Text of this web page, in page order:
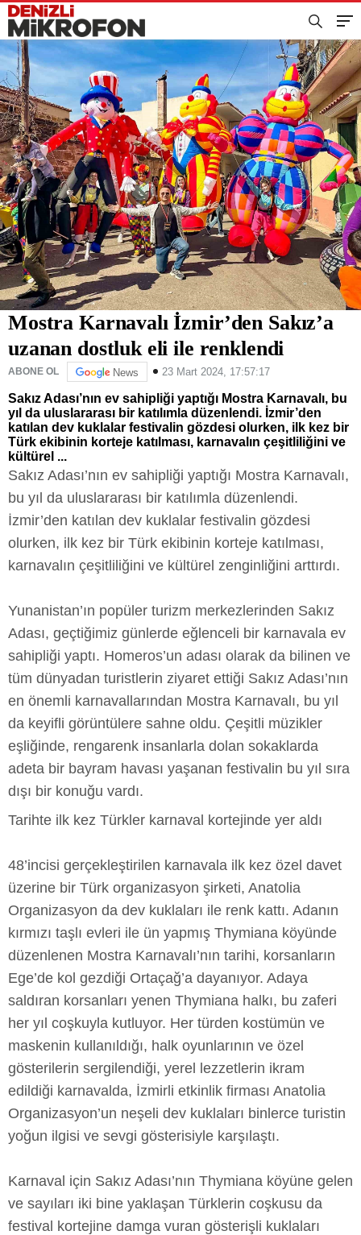
Mostra Karnavalı İzmir’den Sakız’a
uzanan dostluk eli ile renklendi
ABONE OL News 23 Mart 2024, 17:57:17
Sakız Adası’nın ev sahipliği yaptığı Mostra Karnavalı, bu
yıl da uluslararası bir katılımla düzenlendi. İzmir’den
katılan dev kuklalar festivalin gözdesi olurken, ilk kez bir
Türk ekibinin korteje katılması, karnavalın çeşitliliğini ve
kültürel ...
Sakız Adası’nın ev sahipliği yaptığı Mostra Karnavalı,
bu yıl da uluslararası bir katılımla düzenlendi.
İzmir’den katılan dev kuklalar festivalin gözdesi
olurken, ilk kez bir Türk ekibinin korteje katılması,
karnavalın çeşitliliğini ve kültürel zenginliğini arttırdı.
Yunanistan’ın popüler turizm merkezlerinden Sakız
Adası, geçtiğimiz günlerde eğlenceli bir karnavala ev
sahipliği yaptı. Homeros’un adası olarak da bilinen ve
tüm dünyadan turistlerin ziyaret ettiği Sakız Adası’nın
en önemli karnavallarından Mostra Karnavalı, bu yıl
da keyifli görüntülere sahne oldu. Çeşitli müzikler
eşliğinde, rengarenk insanlarla dolan sokaklarda
adeta bir bayram havası yaşanan festivalin bu yıl sıra
dışı bir konuğu vardı.
Tarihte ilk kez Türkler karnaval kortejinde yer aldı
48’incisi gerçekleştirilen karnavala ilk kez özel davet
üzerine bir Türk organizasyon şirketi, Anatolia
Organizasyon da dev kuklaları ile renk kattı. Adanın
kırmızı taşlı evleri ile ün yapmış Thymiana köyünde
düzenlenen Mostra Karnavalı’nın tarihi, korsanların
Ege’de kol gezdiği Ortaçağ’a dayanıyor. Adaya
saldıran korsanları yenen Thymiana halkı, bu zaferi
her yıl coşkuyla kutluyor. Her türden kostümün ve
maskenin kullanıldığı, halk oyunlarının ve özel
gösterilerin sergilendiği, yerel lezzetlerin ikram
edildiği karnavalda, İzmirli etkinlik firması Anatolia
Organizasyon’un neşeli dev kuklaları binlerce turistin
yoğun ilgisi ve sevgi gösterisiyle karşılaştı.
Karnaval için Sakız Adası’nın Thymiana köyüne gelen
ve sayıları iki bine yaklaşan Türklerin coşkusu da
festival kortejine damga vuran gösterişli kuklaları